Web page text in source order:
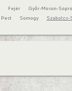
Fejér
Győr-Moson-
Pest Somogy
Szabolcs-